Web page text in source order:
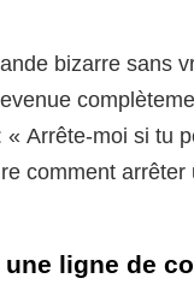
bizarre sans
Arrête-moi si tu
comment
ligne de